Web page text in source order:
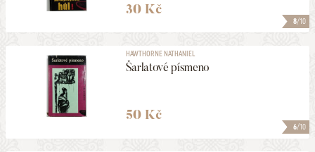
8/10
30 Kč
6/10
HAWTHORNE NATHANIEL
Šarlatové písmeno
50 Kč